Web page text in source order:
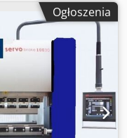
Ogłoszenia